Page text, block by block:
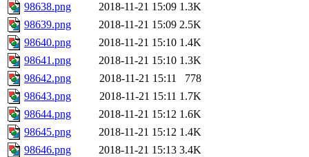
98638.png
2018-11-21 15:09 1.3K
98639.png
2018-11-21 15:09 2.5K
98640.png
2018-11-21 15:10 1.4K
98641.png
2018-11-21 15:10 1.3K
98642.png
2018-11-21 15:11
778
98643.png
2018-11-21 15:11 1.7K
98644.png
2018-11-21 15:12 1.6K
98645.png
2018-11-21 15:12 1.4K
98646.png
2018-11-21 15:13 3.4K